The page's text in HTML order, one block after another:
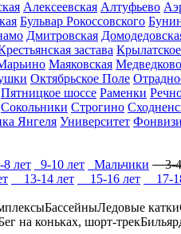
Алексеевская Алтуфьево
Бульвар Рокоссовского
Дмитровская
застава Крылатское
Маяковская Медведково
Октябрьское Поле
Пятницкое шоссе Раменки
Сокольники Строгино
Янгеля Университет
8 лет 9-10 лет Мальчики 3-4
13-14 лет 15-16 лет 17-
БассейныЛедовые катки
на коньках, шорт-трек